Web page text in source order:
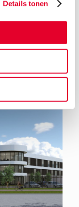
Details tonen